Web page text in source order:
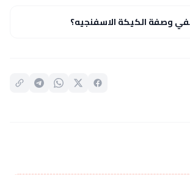
وصفة الكيكة الاسفنجيه؟